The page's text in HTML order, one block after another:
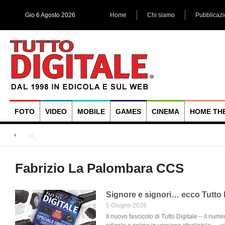
Gio 6 Agosto 2026 Home Chi siamo
FOTO VIDEO MOBILE GAMES CINEMA HOME
Megadap M2RF, i
Blackmagic Design UltraStudio Express 3G, due accessori ad
Arri Rental, evoluzioni in arrivo
Fabrizio La Palombara CCS
Signore e signori… ecco Tutto
5 Giugno 2026
Il nuovo fascicolo di Tutto Digitale – il